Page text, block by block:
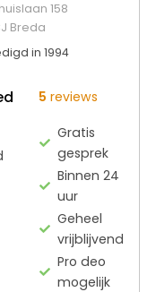
158
Breda
in 1994
5 reviews
Gratis
gesprek
Binnen 24
uur
Geheel
vrijblijvend
Pro deo
mogelijk